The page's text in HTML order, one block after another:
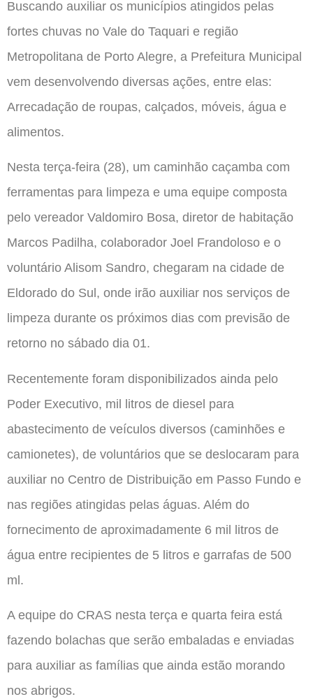
Buscando auxiliar os municípios atingidos pelas
fortes chuvas no Vale do Taquari e região
Metropolitana de Porto Alegre, a Prefeitura Municipal
vem desenvolvendo diversas ações, entre elas:
Arrecadação de roupas, calçados, móveis, água e
alimentos.
Nesta terça-feira (28), um caminhão caçamba com
ferramentas para limpeza e uma equipe composta
pelo vereador Valdomiro Bosa, diretor de habitação
Marcos Padilha, colaborador Joel Frandoloso e o
voluntário Alisom Sandro, chegaram na cidade de
Eldorado do Sul, onde irão auxiliar nos serviços de
limpeza durante os próximos dias com previsão de
retorno no sábado dia 01.
Recentemente foram disponibilizados ainda pelo
Poder Executivo, mil litros de diesel para
abastecimento de veículos diversos (caminhões e
camionetes), de voluntários que se deslocaram para
auxiliar no Centro de Distribuição em Passo Fundo e
nas regiões atingidas pelas águas. Além do
fornecimento de aproximadamente 6 mil litros de
água entre recipientes de 5 litros e garrafas de 500
ml.
A equipe do CRAS nesta terça e quarta feira está
fazendo bolachas que serão embaladas e enviadas
para auxiliar as famílias que ainda estão morando
nos abrigos.